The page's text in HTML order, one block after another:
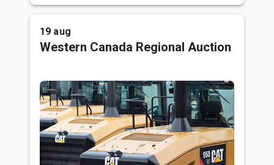
19 aug
Western Canada Regional Auction